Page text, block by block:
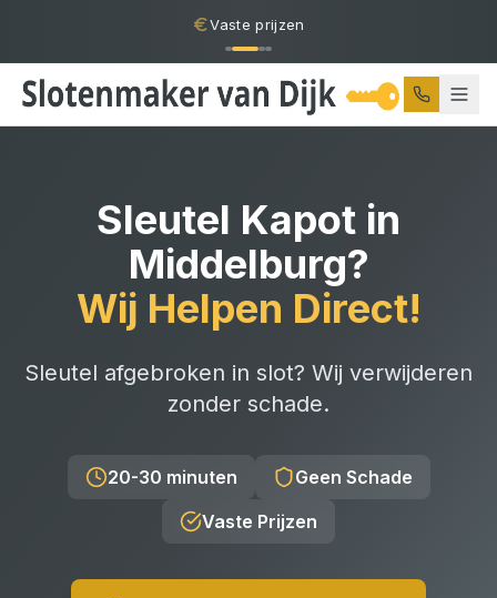
Vaste prijzen
Sleutel Kapot in
Middelburg?
Wij Helpen Direct!
Sleutel afgebroken in slot? Wij verwijderen
zonder schade.
20-30 minuten
Geen Schade
Vaste Prijzen